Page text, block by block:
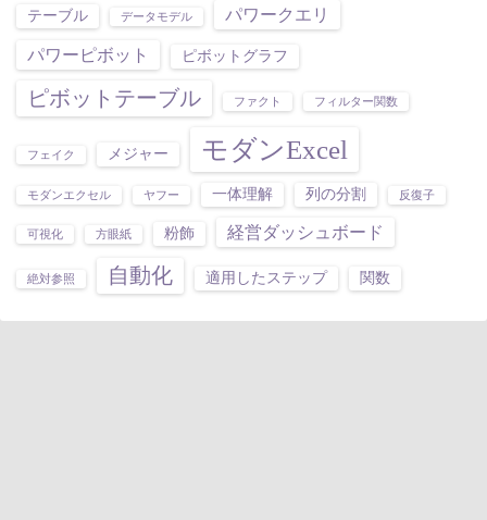
テーブル データモデル
パワークエリ
パワーピボット
ピボットグラフ
ピボットテーブル ファクト フィルター関数
フェイク メジャー モダンExcel
モダンエクセル ヤフー 一体理解 列の分割 反復子
可視化 方眼紙 粉飾 経営ダッシュボード
絶対参照 自動化 適用したステップ 関数